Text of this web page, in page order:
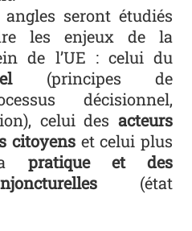
seront étudiés
les enjeux de la
de l’UE : celui du
(principes de
décisionnel,
celui des acteurs
citoyens et celui plus
pratique et des
(état